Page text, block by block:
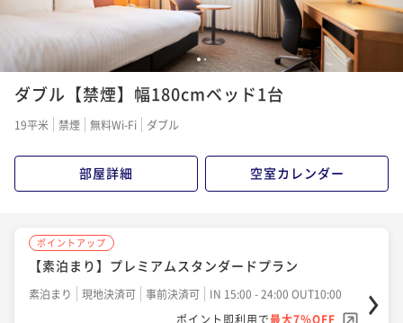
2名 ¥ 9,858 ~
ポイントアップ
【朝食付】プレミアムスタンダードプラン
朝食付き 現地決済可 事前決済可
¥13,400~
2名 ¥ 12,462 ~
ポイントアップ
【朝食付】 アメニティ付き プレミアムスタンダー
ドプラン
事前決済可 IN 15:00 - 24:00 OUT10:00
1 2
ダブル【禁煙】幅180cmベッド1台
19平米 禁煙 無料Wi-Fi ダブル
部屋詳細 空室カレンダー
ポイントアップ
【素泊まり】プレミアムスタンダードプラン
素泊まり 現地決済可 事前決済可
IN 15:00 - 24:00 OUT10:00
ポイント即利用で最大7％OFF